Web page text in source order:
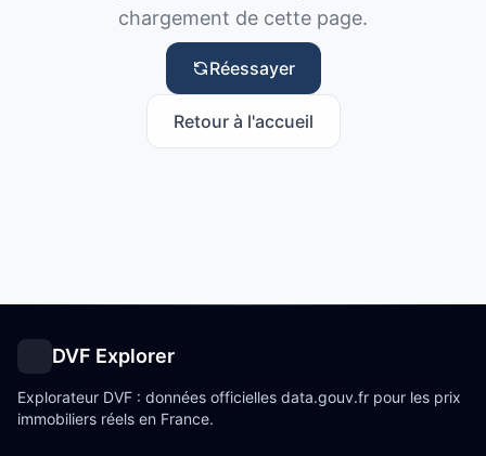
chargement de cette page.
Réessayer
Retour à l'accueil
DVF Explorer
Explorateur DVF : données officielles data.gouv.fr pour les prix
immobiliers réels en France.